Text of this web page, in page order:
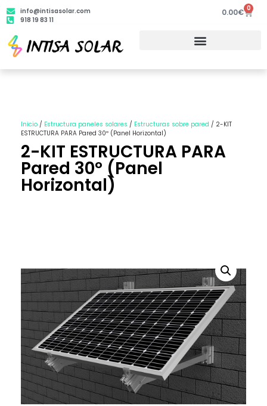
info@intisasolar.com
918 19 83 11
0.00€ 0
Inicio / Estructura paneles solares / Estructuras sobre pared / 2-KIT
ESTRUCTURA PARA Pared 30º (Panel Horizontal)
2-KIT ESTRUCTURA PARA
Pared 30º (Panel
Horizontal)